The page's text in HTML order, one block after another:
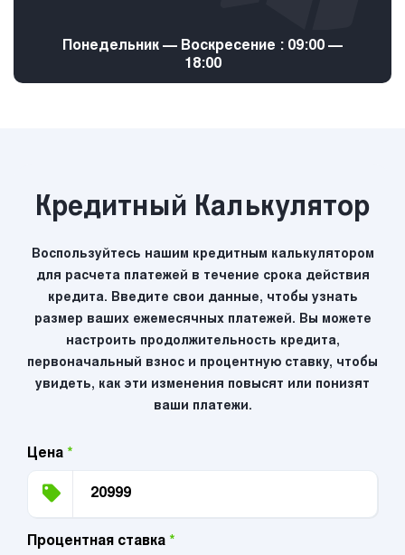
Понедельник — Воскресение : 09:00 —
18:00
Кредитный Калькулятор
Воспользуйтесь нашим кредитным калькулятором
для расчета платежей в течение срока действия
кредита. Введите свои данные, чтобы узнать
размер ваших ежемесячных платежей. Вы можете
настроить продолжительность кредита,
первоначальный взнос и процентную ставку, чтобы
увидеть, как эти изменения повысят или понизят
ваши платежи.
Цена *
Процентная ставка *